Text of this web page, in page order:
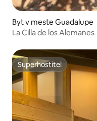
Byt v meste Guadalupe
La Cilla de los Alemanes
Superhostiteľ
Superhostiteľ